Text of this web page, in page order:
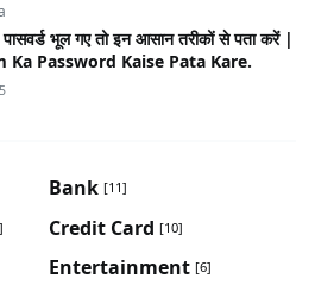
पासवर्ड भूल गए तो इन आसान तरीकों से पता करें |
Ka Password Kaise Pata Kare.
Bank [11]
Credit Card [10]
Entertainment [6]